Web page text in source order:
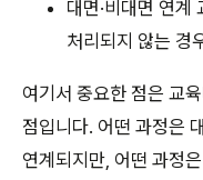
대면·비대면 연계
처리되지 않는 경
여기서 중요한 점은 교
점입니다. 어떤 과정은
연계되지만, 어떤 과정